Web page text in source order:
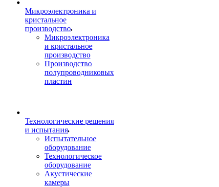
Микроэлектроника и
кристальное
производство
Микроэлектроника
и кристальное
производство
Производство
полупроводниковых
пластин
Технологические решения
и испытания
Испытательное
оборудование
Технологическое
оборудование
Акустические
камеры